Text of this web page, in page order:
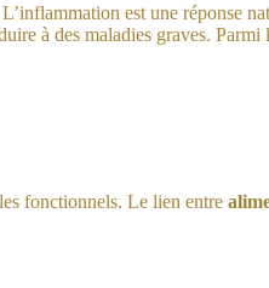
est une réponse
à des maladies graves.
fonctionnels. Le lien entre